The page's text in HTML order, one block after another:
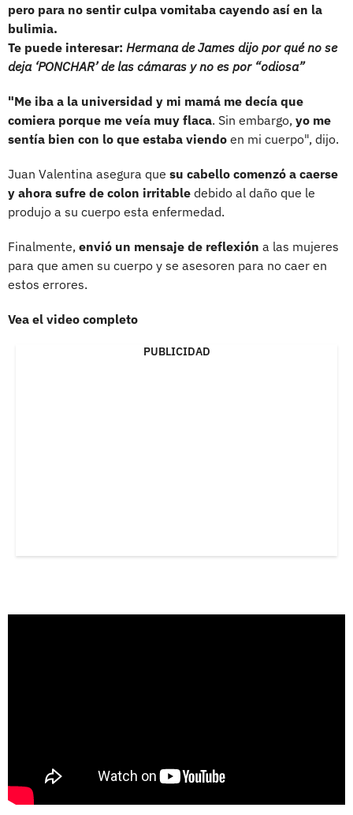
pero para no sentir culpa vomitaba cayendo así en la
bulimia.
Te puede interesar: Hermana de James dijo por qué no se
deja ‘PONCHAR’ de las cámaras y no es por “odiosa”
"Me iba a la universidad y mi mamá me decía que
comiera porque me veía muy flaca. Sin embargo, yo me
sentía bien con lo que estaba viendo en mi cuerpo", dijo.
Juan Valentina asegura que su cabello comenzó a caerse
y ahora sufre de colon irritable debido al daño que le
produjo a su cuerpo esta enfermedad.
Finalmente, envió un mensaje de reflexión a las mujeres
para que amen su cuerpo y se asesoren para no caer en
estos errores.
Vea el video completo
PUBLICIDAD